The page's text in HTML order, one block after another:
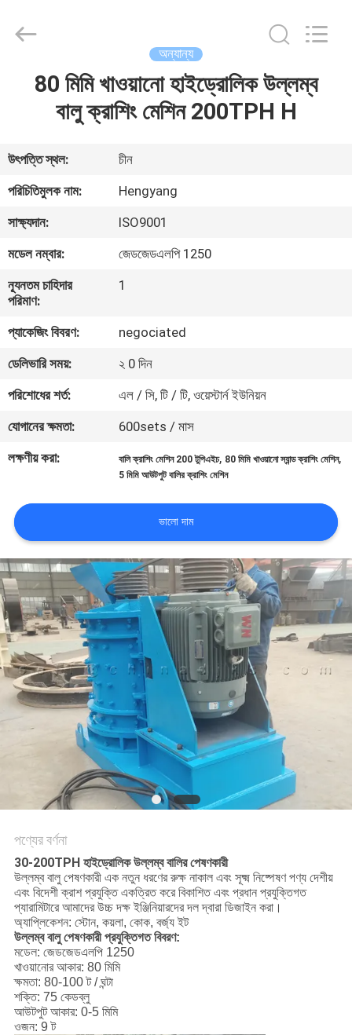
আমাদের
সম্পর্কে
কারখানা
ভ্রমণ
মান
নিয়ন্ত্রণ
যোগাযোগ
করুন
খবর
মামলা
সাইট
ম্যাপ
গোপনীয়তা
নীতি
Industrial
অন্যান্য
80 মিমি খাওয়ানো হাইড্রোলিক উল্লম্ব
বালু ক্রাশিং মেশিন 200TPH H
উৎপত্তি স্থল:
চীন
পরিচিতিমুলক নাম:
Hengyang
সাক্ষ্যদান:
ISO9001
মডেল নম্বার:
জেডজেডএলপি 1250
ন্যূনতম চাহিদার
পরিমাণ:
1
প্যাকেজিং বিবরণ:
negociated
ডেলিভারি সময়:
২ 0 দিন
পরিশোধের শর্ত:
এল / সি, টি / টি, ওয়েস্টার্ন ইউনিয়ন
যোগানের ক্ষমতা:
600sets / মাস
লক্ষণীয় করা:
বালি ক্রাশিং মেশিন 200 টুপিএইচ, 80 মিমি খাওয়ানো স্যান্ড ক্রাশিং মেশিন,
5 মিমি আউটপুট বালির ক্রাশিং মেশিন
ভালো দাম
পণ্যের বর্ণনা
30-200TPH হাইড্রোলিক উল্লম্ব বালির পেষণকারী
উল্লম্ব বালু পেষণকারী এক নতুন ধরণের রুক্ষ নাকাল এবং সূক্ষ্ম নিষ্পেষণ পণ্য দেশীয়
এবং বিদেশী ক্রাশ প্রযুক্তি একত্রিত করে বিকাশিত এবং প্রধান প্রযুক্তিগত
প্যারামিটারে আমাদের উচ্চ দক্ষ ইঞ্জিনিয়ারদের দল দ্বারা ডিজাইন করা।
অ্যাপ্লিকেশন: স্টোন, কয়লা, কোক, বর্জ্য ইট
উল্লম্ব বালু পেষণকারী প্রযুক্তিগত বিবরণ:
মডেল: জেডজেডএলপি 1250
খাওয়ানোর আকার: 80 মিমি
ক্ষমতা: 80-100 ট / ঘন্টা
শক্তি: 75 কেডব্লু
আউটপুট আকার: 0-5 মিমি
ওজন: 9 ট